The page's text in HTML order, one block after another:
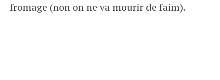
fromage (non on ne va mourir de faim).